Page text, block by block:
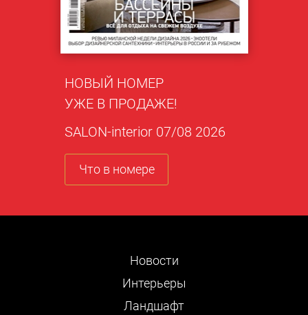
НОВЫЙ НОМЕР
УЖЕ В ПРОДАЖЕ!
SALON-interior 07/08 2026
Что в номере
Новости
Интерьеры
Ландшафт